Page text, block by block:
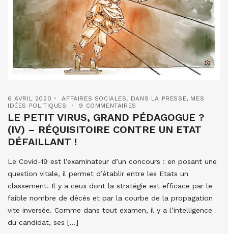
6 AVRIL 2020 AFFAIRES SOCIALES , DANS LA PRESSE, MES
IDÉES POLITIQUES
9 COMMENTAIRES
LE PETIT VIRUS, GRAND PÉDAGOGUE ?
(IV) – RÉQUISITOIRE CONTRE UN ETAT
DÉFAILLANT !
Le Covid-19 est l’examinateur d’un concours : en posant une
question vitale, il permet d’établir entre les Etats un
classement. Il y a ceux dont la stratégie est efficace par le
faible nombre de décès et par la courbe de la propagation
vite inversée. Comme dans tout examen, il y a l’intelligence
du candidat, ses […]